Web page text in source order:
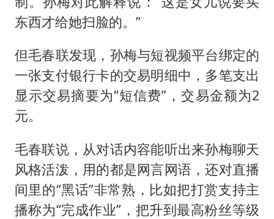
东西才给她扫脸的。”
但毛春联发现，孙梅与短视频平台绑定的
一张支付银行卡的交易明细中，多笔支出
显示交易摘要为“短信费”，交易金额为2
元。
毛春联说，从对话内容能听出来孙梅聊天
风格活泼，用的都是网言网语，还对直播
间里的“黑话”非常熟，比如把打赏支持主
播称为“完成作业”，把升到最高粉丝等级